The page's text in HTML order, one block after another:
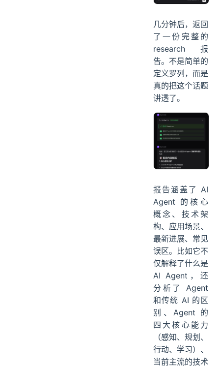
几分钟后，返回
了一份完整的
research 报
告。不是简单的
定义罗列，而是
真的把这个话题
讲透了。
报告涵盖了 AI
Agent 的核心
概念、技术架
构、应用场景、
最新进展、常见
误区。比如它不
仅解释了什么是
AI Agent，还
分析了 Agent
和传统 AI 的区
别、Agent 的
四大核心能力
（感知、规划、
行动、学习）、
当前主流的技术